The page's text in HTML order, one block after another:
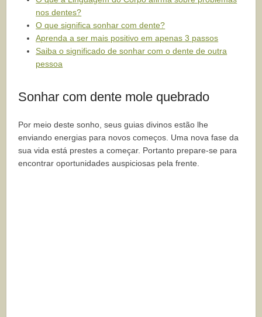
nos dentes?
O que significa sonhar com dente?
Aprenda a ser mais positivo em apenas 3 passos
Saiba o significado de sonhar com o dente de outra
pessoa
Sonhar com dente mole quebrado
Por meio deste sonho, seus guias divinos estão lhe
enviando energias para novos começos. Uma nova fase da
sua vida está prestes a começar. Portanto prepare-se para
encontrar oportunidades auspiciosas pela frente.